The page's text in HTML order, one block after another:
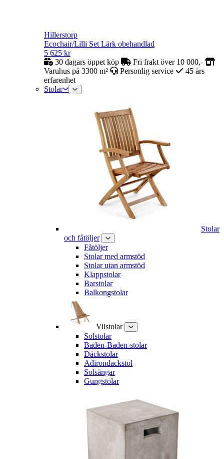
Hillerstorp
Ecochair/Lilli Set Lärk obehandlad
5 625 kr
30 dagars öppet köp
Fri frakt över 10 000,-
Varuhus på 3300 m²
Personlig service
45 års
erfarenhet
Stolar
Stolar
och fåtöljer
Fåtöljer
Stolar med armstöd
Stolar utan armstöd
Klappstolar
Barstolar
Balkongstolar
Vilstolar
Solstolar
Baden-Baden-stolar
Däckstolar
Adirondackstol
Solsängar
Gungstolar